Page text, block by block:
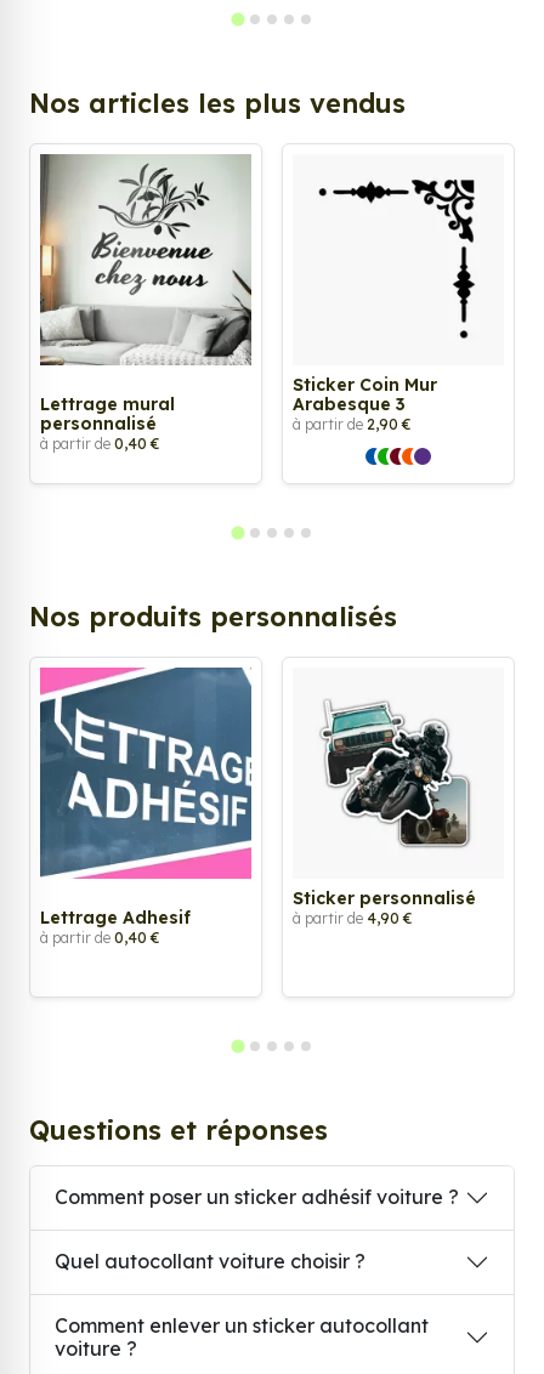
Nos articles les plus vendus
Lettrage mural
personnalisé
à partir de 0,40 €
Sticker Coin Mur
Arabesque 3
à partir de 2,90 €
Nos produits personnalisés
Lettrage Adhesif
à partir de 0,40 €
Sticker personnalisé
à partir de 4,90 €
Questions et réponses
Comment poser un sticker adhésif voiture ?
Quel autocollant voiture choisir ?
Comment enlever un sticker autocollant
voiture ?